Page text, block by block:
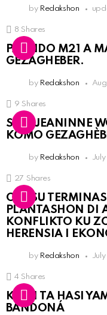
by Redakshon
8 Shares
PARTIDO M21 A
GEZAGHEBER.
by Redakshon
9 Shares
SRA. JEANINNE
KOMO
by Redakshon
27 Shares
OLB SU
PLANTASHON DI
KONFLIKTO KU
HERENSIA I
by Redakshon
4 Shares
KPCN TA HASI
BANDONÁ